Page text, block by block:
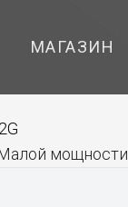
МАГАЗИН
мощности